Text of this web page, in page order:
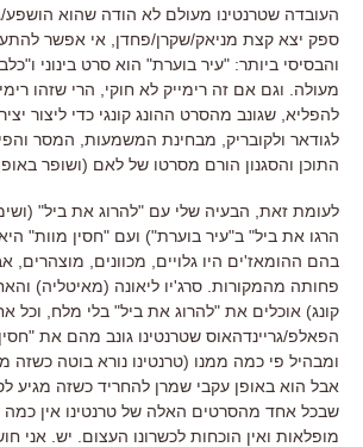
העובדה שטרנטינו מעולם לא הודה שהוא
ספק יצא קצת מניאק/שקרן/פחדן, אי אפשר
והבסיסי ביותר: "עיר בוערת" הוא סרט בינוני
מעולה. וגם אם זה רימייק לא חוקי, הרי שזהו
להפליא, שגונב מהסרט ההונג קונגי כדי ליצור
לגודאר ולקובריק, מבחינת המשמעות, המסר
התוכן והסגנון הורם מסרטו של לאם (ושופר
לעומת זאת, הבעיה שלי עם "להרוג את ביל"
הרגו את ביל" ב"עיר בוערת") ועם "חסין מוות"
בהם ההומאז'ים היו גלויים, מכוונים, מוצהרים,
פחותה מהמקורות. סרג'יו ליאונה (מאיטליה)
קונג) אוכלים את "להרוג את ביל" בלי מלח, וכל
הפאלפ/גריינדהאוס שטרנטינו גונב מהם את
ומבהיל פי כמה ממנו (טרנטינו נורא בוטה כשזה
אבל הוא באופן עקבי שמרן להחריד כשזה מגיע
שבכל אחד מהסרטים האלה של טרנטינו אין כמה
מופלאות ואין הוכחות לכשרונו העצום. יש. אני